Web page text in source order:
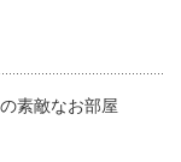
素敵なお部屋